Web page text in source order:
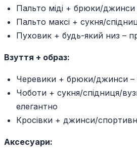
Пальто міді + брюки/джинси
Пальто максі + сукня/
Пуховик + будь-який низ –
Взуття + образ:
Черевики + брюки/джинси –
Чоботи + сукня/спідниця/
елегантно
Кросівки + джинси/
Аксесуари: